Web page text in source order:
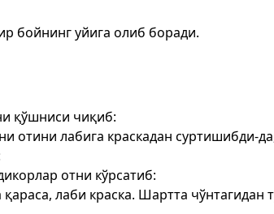
бойнинг уйига олиб боради.
қўшниси чиқиб:
отини лабига краскадан суртишибди-
отни кўрсатиб:
лаби краска. Шартта